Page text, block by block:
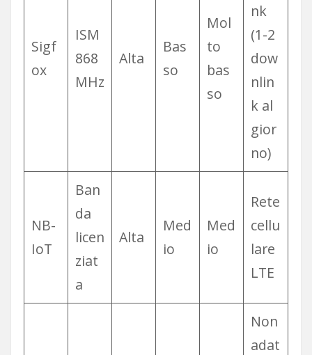
Sigf
ox
ISM
868
MHz
Alta
Bas
so
Mol
to
bas
so
nk
(1-2
dow
nlin
k al
gior
no)
NB-
IoT
Ban
da
licen
ziat
a
Alta
Med
io
Med
io
Rete
cellu
lare
LTE
Non
adat